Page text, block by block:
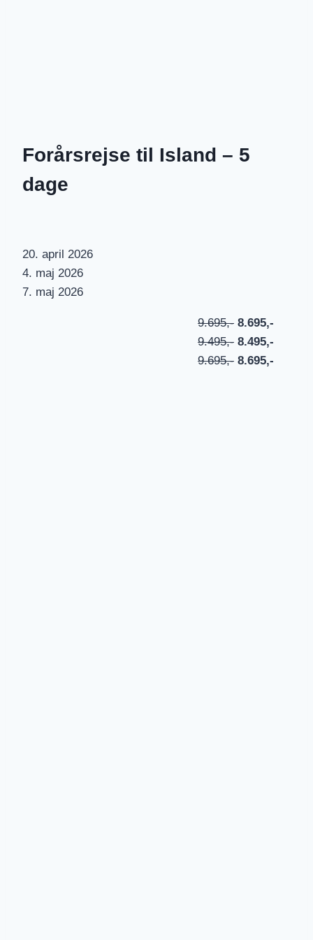
Forårsrejse til Island – 5
dage
20. april 2026
4. maj 2026
7. maj 2026
9.695,- 8.695,-
9.495,- 8.495,-
9.695,- 8.695,-